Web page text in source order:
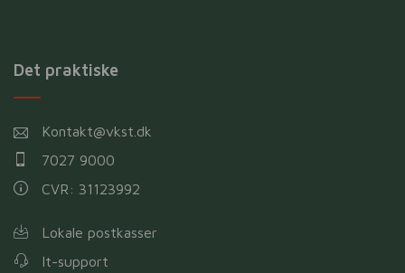
Det praktiske
Kontakt@vkst.dk
7027 9000
CVR: 31123992
Lokale postkasser
It-support